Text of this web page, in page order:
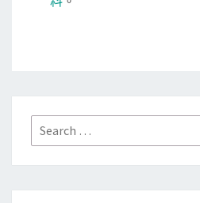
Search
for: